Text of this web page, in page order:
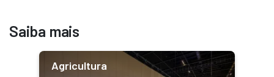
Saiba mais
Agricultura